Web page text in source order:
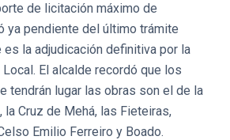
de licitación máximo de
ya pendiente del último trámite
la adjudicación definitiva por la
El alcalde recordó que los
tendrán lugar las obras son el de la
la Cruz de Mehá, las Fieteiras,
Emilio Ferreiro y Boado.